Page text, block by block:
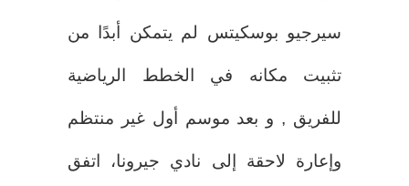
سيرجيو بوسكيتس لم يتمكن أبدًا من
تثبيت مكانه في الخطط الرياضية
للفريق , و بعد موسم أول غير منتظم
وإعارة لاحقة إلى نادي جيرونا، اتفق